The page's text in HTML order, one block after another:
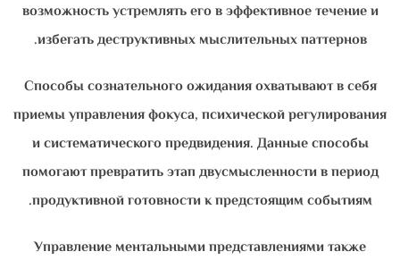
возможность устремлять его в эффективное течение и
избегать деструктивных мыслительных паттернов.
Способы сознательного ожидания охватывают в себя
приемы управления фокуса, психической регулирования
и систематического предвидения. Данные способы
помогают превратить этап двусмысленности в период
продуктивной готовности к предстоящим событиям.
Управление ментальными представлениями также